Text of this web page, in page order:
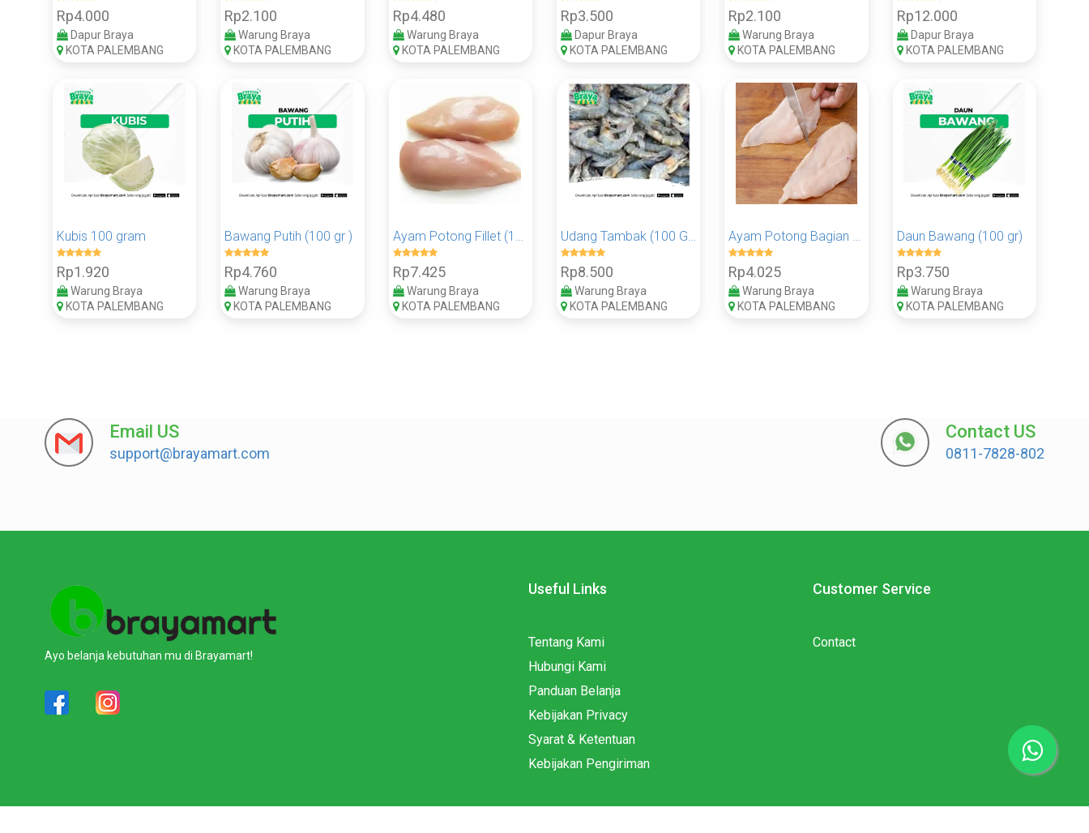
Rp4.000
Dapur Braya
KOTA PALEMBANG
Rp2.100
Warung Braya
KOTA PALEMBANG
Rp4.480
Warung Braya
KOTA PALEMBANG
Rp3.500
Dapur Braya
KOTA PALEMBANG
Rp2.100
Warung Braya
KOTA PALEMBANG
Rp12.000
Dapur Braya
KOTA PALEMBANG
Kubis 100 gram
Rp1.920
Warung Braya
KOTA PALEMBANG
Bawang Putih (100 gr )
Rp4.760
Warung Braya
KOTA PALEMBANG
Rp7.425
Warung Braya
KOTA PALEMBANG
Rp8.500
Warung Braya
KOTA PALEMBANG
Rp4.025
Warung Braya
KOTA PALEMBANG
Daun Bawang (100 gr)
Rp3.750
Warung Braya
KOTA PALEMBANG
Email US
support@brayamart.com
Contact US
0811-7828-802
Ayo belanja kebutuhan mu di Brayamart!
Useful Links
Tentang Kami
Hubungi Kami
Panduan Belanja
Kebijakan Privacy
Syarat & Ketentuan
Kebijakan Pengiriman
Customer Service
Contact